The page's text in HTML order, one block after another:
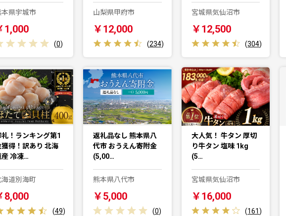
本県宇城市
1,000
(0)
山梨県甲府市
￥12,000
(234)
宮城県気仙沼市
￥12,500
(304)
礼！ランキング第1
獲得！訳あり 北海
産 冷凍…
海道別海町
8,000
(49)
返礼品なし 熊本県八
代市 おうえん寄附金
(5,00…
熊本県八代市
￥5,000
(0)
大人気！ 牛タン 厚切
り牛タン 塩味 1kg
(5…
宮城県気仙沼市
￥16,000
(161)